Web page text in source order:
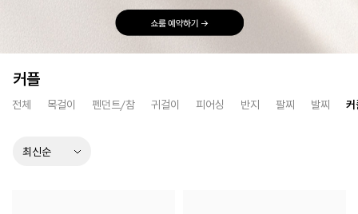
커플
전체 목걸이 펜던트/참 귀걸이 피어싱 반지 팔찌 발찌 커